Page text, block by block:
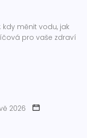
měnit vodu, jak
pro vaše zdraví
2026